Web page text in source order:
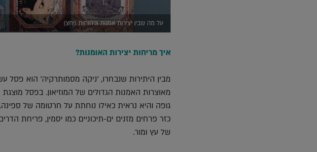
על מה שבין יצירות אמנות וניחוחות (יחצ)
איך מריחות יצירות האומנות?
מבין היתירות שנבחרו, 'ניקה מסמותרקיה' הוא פסל
מאוצרות האמנות הגדולים של המוזיאון. בפסל
גופה והיא נראית כאילו נוחתת על חרטומה של
כזר פרחים מזנים ים-תיכוניים כמו יסמין, פריחת
של עץ ומור.